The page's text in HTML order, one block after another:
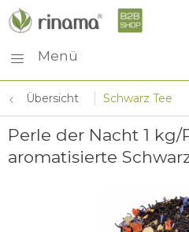
Menü
Übersicht Schwarz Tee
Perle der Nacht 1
aromatisierte